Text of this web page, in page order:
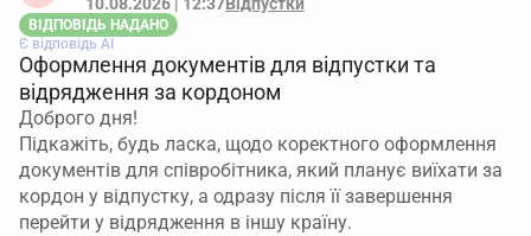
ВІДПОВІДЬ НАДАНО
Є відповідь АІ
Оформлення документів для відпустки та
відрядження за кордоном
Доброго дня!
Підкажіть, будь ласка, щодо коректного оформлення
документів для співробітника, який планує виїхати за
кордон у відпустку, а одразу після її завершення
перейти у відрядження в іншу країну.